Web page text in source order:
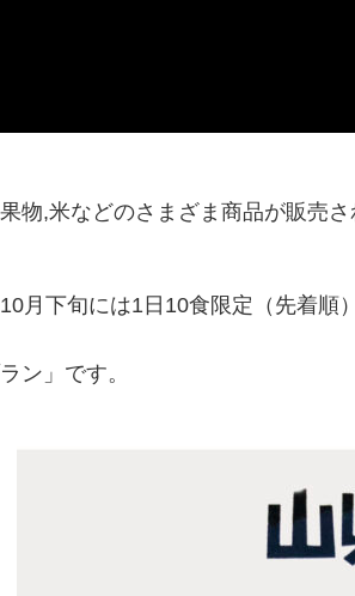
物,米などのさまざま商品が販売さ
月下旬には1日10食限定（先着順
ン」です。